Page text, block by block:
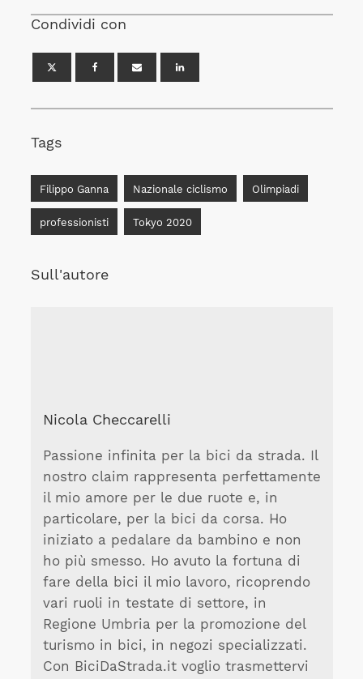
Condividi con
Tags
Filippo Ganna Nazionale ciclismo Olimpiadi
professionisti Tokyo 2020
Sull'autore
Nicola Checcarelli
Passione infinita per la bici da strada. Il
nostro claim rappresenta perfettamente
il mio amore per le due ruote e, in
particolare, per la bici da corsa. Ho
iniziato a pedalare da bambino e non
ho più smesso. Ho avuto la fortuna di
fare della bici il mio lavoro, ricoprendo
vari ruoli in testate di settore, in
Regione Umbria per la promozione del
turismo in bici, in negozi specializzati.
Con BiciDaStrada.it voglio trasmettervi